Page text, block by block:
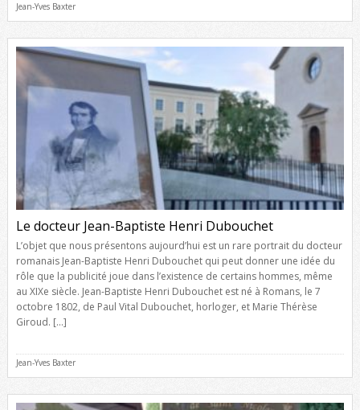
Jean-Yves Baxter
Le docteur Jean-Baptiste Henri Dubouchet
L’objet que nous présentons aujourd’hui est un rare portrait du docteur
romanais Jean-Baptiste Henri Dubouchet qui peut donner une idée du
rôle que la publicité joue dans l’existence de certains hommes, même
au XIXe siècle. Jean-Baptiste Henri Dubouchet est né à Romans, le 7
octobre 1802, de Paul Vital Dubouchet, horloger, et Marie Thérèse
Giroud. […]
Jean-Yves Baxter